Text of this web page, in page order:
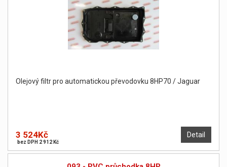
Olejový filtr pro automatickou převodovku 8HP70 / Jaguar
Detail
3 524Kč
bez DPH 2 912 Kč